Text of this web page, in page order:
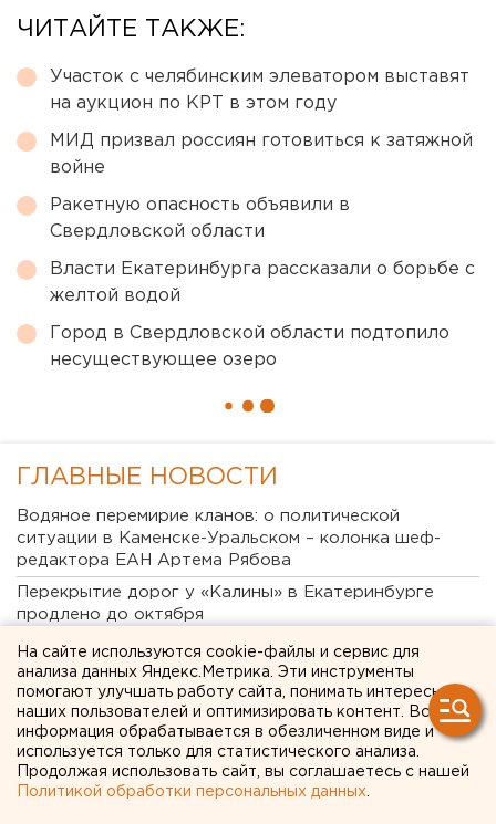
ЧИТАЙТЕ ТАКЖЕ:
Участок с челябинским элеватором выставят
на аукцион по КРТ в этом году
МИД призвал россиян готовиться к затяжной
войне
Ракетную опасность объявили в
Свердловской области
Власти Екатеринбурга рассказали о борьбе с
желтой водой
Город в Свердловской области подтопило
несуществующее озеро
ГЛАВНЫЕ НОВОСТИ
Водяное перемирие кланов: о политической
ситуации в Каменске-Уральском – колонка шеф-
редактора ЕАН Артема Рябова
Перекрытие дорог у «Калины» в Екатеринбурге
продлено до октября
«Люди скорее останутся дома»: свердловские
политологи - о явке на выборах в Госдуму
Почему украинские БПЛА атакуют УрФО по утрам
«Основа уюта сотен тысяч домов»: на
екатеринбургском Заводе керамических изделий
наградили лучших сотрудников
На сайте используются cookie-файлы и сервис для
анализа данных Яндекс.Метрика. Эти инструменты
помогают улучшать работу сайта, понимать интересы
наших пользователей и оптимизировать контент. Вся
информация обрабатывается в обезличенном виде и
используется только для статистического анализа.
Продолжая использовать сайт, вы соглашаетесь с нашей
Политикой обработки персональных данных